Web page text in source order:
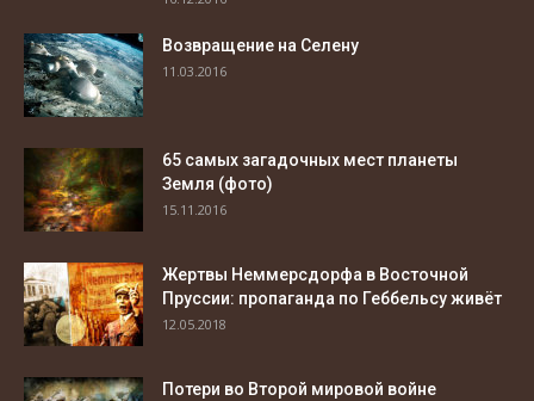
Возвращение на Селену
11.03.2016
65 самых загадочных мест планеты
Земля (фото)
15.11.2016
Жертвы Неммерсдорфа в Восточной
Пруссии: пропаганда по Геббельсу живёт
12.05.2018
Потери во Второй мировой войне